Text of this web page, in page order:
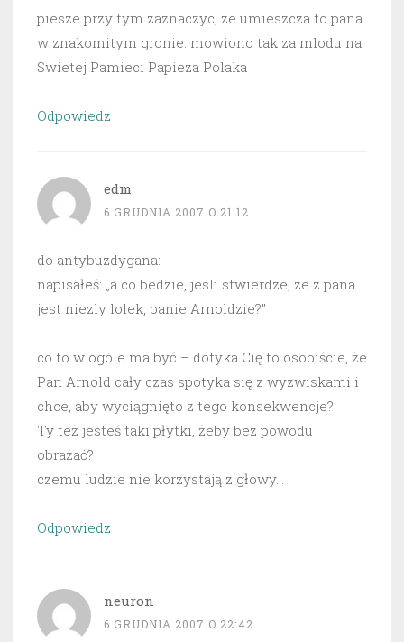
piesze przy tym zaznaczyc, ze umieszcza to pana
w znakomitym gronie: mowiono tak za mlodu na
Swietej Pamieci Papieza Polaka
Odpowiedz
edm
6 GRUDNIA 2007 O 21:12
do antybuzdygana:
napisałeś: „a co bedzie, jesli stwierdze, ze z pana
jest niezly lolek, panie Arnoldzie?”
co to w ogóle ma być – dotyka Cię to osobiście, że
Pan Arnold cały czas spotyka się z wyzwiskami i
chce, aby wyciągnięto z tego konsekwencje?
Ty też jesteś taki płytki, żeby bez powodu
obrażać?
czemu ludzie nie korzystają z głowy…
Odpowiedz
neuron
6 GRUDNIA 2007 O 22:42